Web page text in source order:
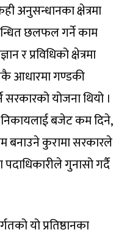
अनुसन्धानका क्षेत्रमा
छलफल गर्ने काम
र प्रविधिको क्षेत्रमा
आधारमा गण्डकी
योजना थियो ।
बजेट कम दिने,
बनाउने कुरामा सरकारले
गुनासो गर्दै
यो प्रतिष्ठानका